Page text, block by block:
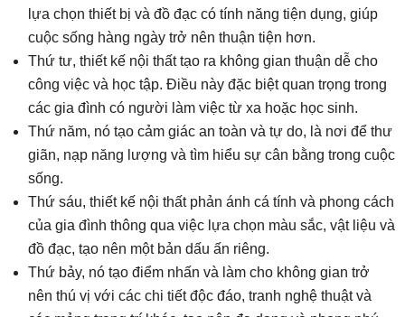
lựa chọn thiết bị và đồ đạc có tính năng tiện dụng, giúp
cuộc sống hàng ngày trở nên thuận tiện hơn.
Thứ tư, thiết kế nội thất tạo ra không gian thuận dễ cho
công việc và học tập. Điều này đặc biệt quan trọng trong
các gia đình có người làm việc từ xa hoặc học sinh.
Thứ năm, nó tạo cảm giác an toàn và tự do, là nơi để thư
giãn, nạp năng lượng và tìm hiểu sự cân bằng trong cuộc
sống.
Thứ sáu, thiết kế nội thất phản ánh cá tính và phong cách
của gia đình thông qua việc lựa chọn màu sắc, vật liệu và
đồ đạc, tạo nên một bản dấu ấn riêng.
Thứ bảy, nó tạo điểm nhấn và làm cho không gian trở
nên thú vị với các chi tiết độc đáo, tranh nghệ thuật và